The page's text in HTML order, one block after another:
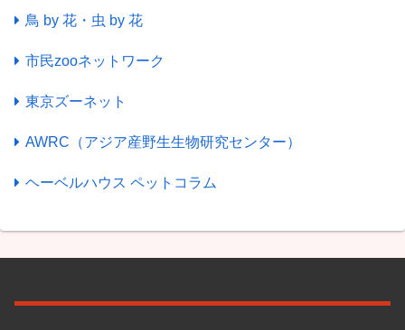
鳥 by 花・虫 by 花
市民zooネットワーク
東京ズーネット
AWRC（アジア産野生生物研究センター）
ヘーベルハウス ペットコラム